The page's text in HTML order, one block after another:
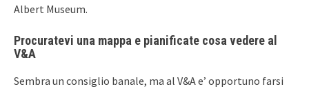
Albert Museum.
Procuratevi una mappa e pianificate cosa vedere al
V&A
Sembra un consiglio banale, ma al V&A e’ opportuno farsi